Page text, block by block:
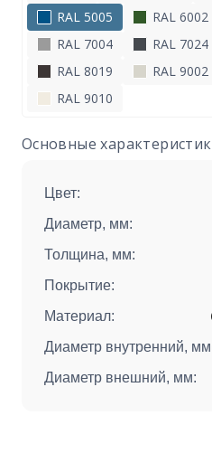
RAL 5005
RAL 6002
RAL 7004
RAL 7024
RAL 8019
RAL 9002
RAL 9010
Основные
Цвет:
Диаметр, мм:
Толщина, мм:
Покрытие:
Материал:
Диаметр внутренний,
Диаметр внешний, мм: